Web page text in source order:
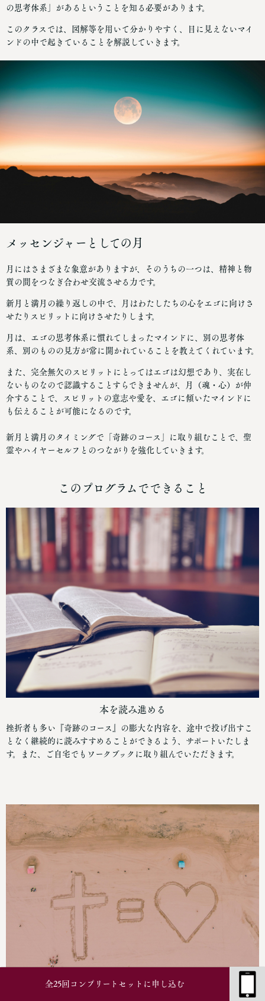
全25回コンプリートセットに申し込む
の思考体系」があるということを知る必要があります。
このクラスでは、図解等を用いて分かりやすく、目に見えないマイ
ンドの中で起きていることを解説していきます。
メッセンジャーとしての月
月にはさまざまな象意がありますが、そのうちの一つは、精神と物
質の間をつなぎ合わせ交流させる力です。
新月と満月の繰り返しの中で、月はわたしたちの心をエゴに向けさ
せたりスピリットに向けさせたりします。
月は、エゴの思考体系に慣れてしまったマインドに、別の思考体
系、別のものの見方が常に開かれていることを教えてくれています。
また、完全無欠のスピリットにとってはエゴは幻想であり、実在し
ないものなので認識することすらできませんが、月（魂・心）が仲
介することで、スピリットの意志や愛を、エゴに傾いたマインドに
も伝えることが可能になるのです。
新月と満月のタイミングで「奇跡のコース」に取り組むことで、聖
霊やハイヤーセルフとのつながりを強化していきます。
このプログラムでできること
本を読み進める
挫折者も多い『奇跡のコース』の膨大な内容を、途中で投げ出すこ
となく継続的に読みすすめることができるよう、サポートいたしま
す。また、ご自宅でもワークブックに取り組んでいただきます。